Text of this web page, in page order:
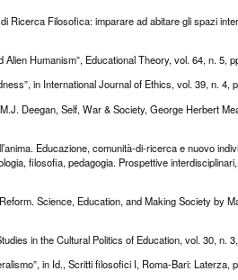
Ricerca Filosofica: imparare ad abitare gli spazi
Humanism”, Educational Theory, vol. 64, n. 5,
in International Journal of Ethics, vol. 39, n. 4,
Deegan, Self, War & Society, George Herbert
Educazione, comunità-di-ricerca e nuovo
filosofia, pedagogia. Prospettive
Science, Education, and Making Society by
in the Cultural Politics of Education, vol. 30, n.
in Id., Scritti filosofici I, Roma-Bari: Laterza,